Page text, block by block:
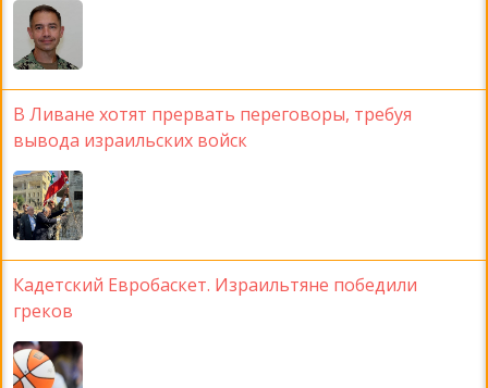
В Ливане хотят прервать переговоры, требуя
вывода израильских войск
Кадетский Евробаскет. Израильтяне победили
греков